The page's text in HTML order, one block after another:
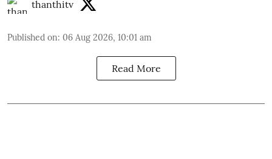
thanthitv
Published on: 06 Aug 2026, 10:01 am
Read More